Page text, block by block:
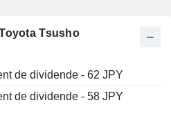
Tsusho
de dividende - 62 JPY
de dividende - 58 JPY